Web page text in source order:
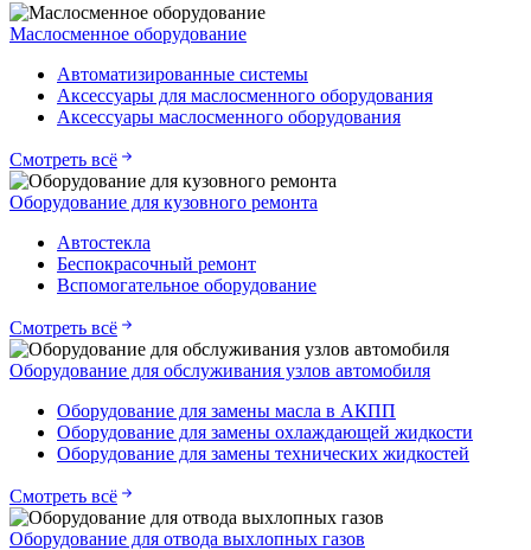
Маслосменное оборудование
Автоматизированные системы
Аксессуары для маслосменного оборудования
Аксессуары маслосменного оборудования
Смотреть всё
Оборудование для кузовного ремонта
Автостекла
Беспокрасочный ремонт
Вспомогательное оборудование
Смотреть всё
Оборудование для обслуживания узлов автомобиля
Оборудование для замены масла в АКПП
Оборудование для замены охлаждающей жидкости
Оборудование для замены технических жидкостей
Смотреть всё
Оборудование для отвода выхлопных газов